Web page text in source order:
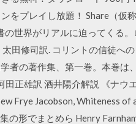
プレイし放題！ Share（仮
世界がリアルに迫ってくる
修司訳. コリントの信徒へ
者の著作集、第一巻。本巻は
正雄訳 酒井陽介解説 《ナウ
Frye Jacobson, Whiteness
形でまとめら Henry